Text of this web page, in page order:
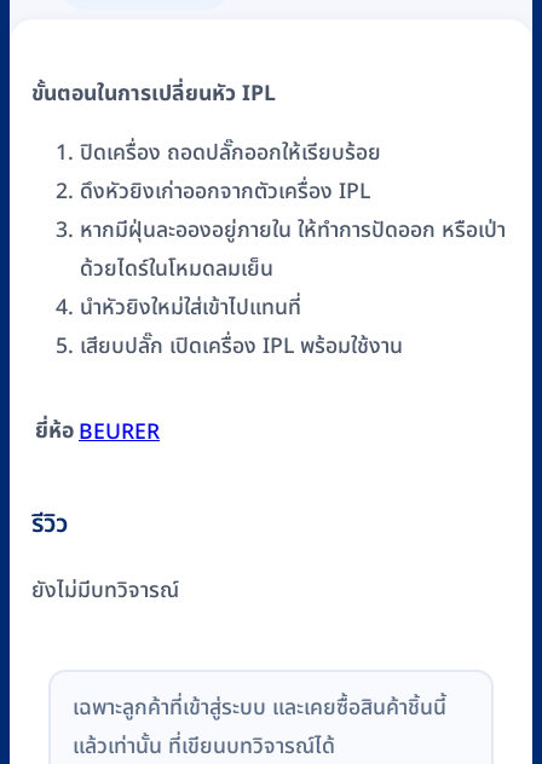
ขั้นตอนในการเปลี่ยนหัว IPL
ปิดเครื่อง ถอดปลั๊กออกให้เรียบร้อย
ดึงหัวยิงเก่าออกจากตัวเครื่อง IPL
หากมีฝุ่นละอองอยู่ภายใน ให้ทำการปัดออก หรือเป่า
ด้วยไดร์ในโหมดลมเย็น
นำหัวยิงใหม่ใส่เข้าไปแทนที่
เสียบปลั๊ก เปิดเครื่อง IPL พร้อมใช้งาน
ยี่ห้อBEURER
รีวิว
ยังไม่มีบทวิจารณ์
เฉพาะลูกค้าที่เข้าสู่ระบบ และเคยซื้อสินค้าชิ้นนี้
แล้วเท่านั้น ที่เขียนบทวิจารณ์ได้